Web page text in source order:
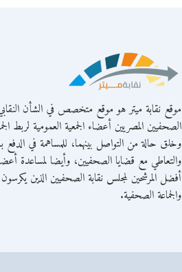
موقع نقابة ميتر هو موقع متخصص في الشأن
الصحفيين المصريين أعضاء الجمعية العمومية لربط
وخلق حالة من التواصل بينهما، للمساهمة في الدفع
والتعاطي مع قضايا الصحفيين، وأيضا لمساعدة
أفضل المرشحين لمجلس نقابة الصحفيين الذين
والجماعة الصحفية.